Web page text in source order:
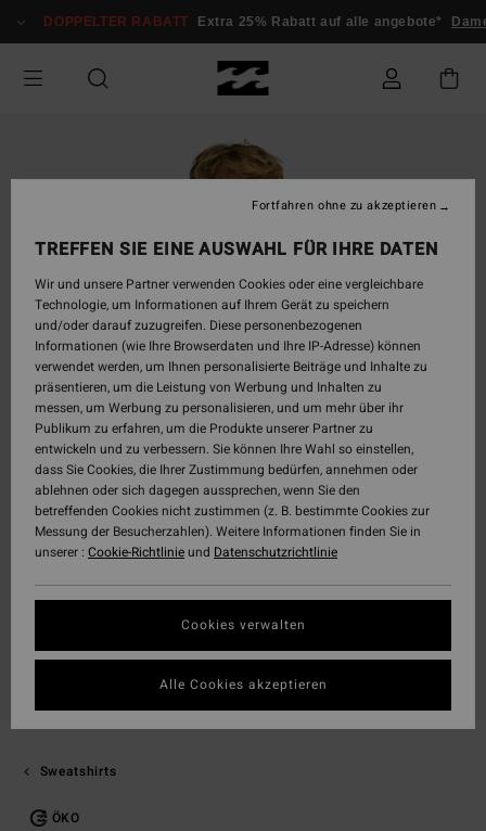
zur
springen
DOPPELTER RABATT Extra 25% Rabatt auf alle angebote*
Sweatshirts
ÖKO
TREFFEN SIE EINE AUSWAHL FÜR IHRE DATEN
Wir und unsere Partner verwenden Cookies oder eine vergleichbare
Technologie, um Informationen auf Ihrem Gerät zu speichern
und/oder darauf zuzugreifen. Diese personenbezogenen
Informationen (wie Ihre Browserdaten und Ihre IP-Adresse) können
verwendet werden, um Ihnen personalisierte Beiträge und Inhalte zu
präsentieren, um die Leistung von Werbung und Inhalten zu
messen, um Werbung zu personalisieren, und um mehr über ihr
Publikum zu erfahren, um die Produkte unserer Partner zu
entwickeln und zu verbessern. Sie können Ihre Wahl so einstellen,
dass Sie Cookies, die Ihrer Zustimmung bedürfen, annehmen oder
ablehnen oder sich dagegen aussprechen, wenn Sie den
betreffenden Cookies nicht zustimmen (z. B. bestimmte Cookies zur
Messung der Besucherzahlen). Weitere Informationen finden Sie in
unserer : Cookie-Richtlinieund Datenschutzrichtlinie
Cookies verwalten
Fortfahren ohne zu akzeptieren
Alle Cookies akzeptieren